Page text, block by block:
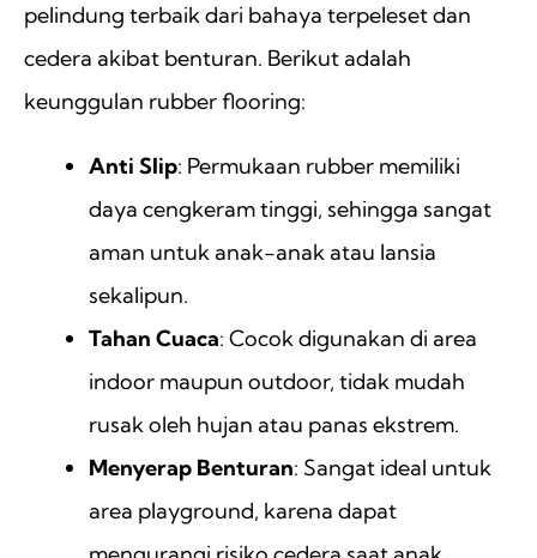
pelindung terbaik dari bahaya terpeleset dan
cedera akibat benturan. Berikut adalah
keunggulan rubber flooring:
Anti Slip: Permukaan rubber memiliki
daya cengkeram tinggi, sehingga sangat
aman untuk anak-anak atau lansia
sekalipun.
Tahan Cuaca: Cocok digunakan di area
indoor maupun outdoor, tidak mudah
rusak oleh hujan atau panas ekstrem.
Menyerap Benturan: Sangat ideal untuk
area playground, karena dapat